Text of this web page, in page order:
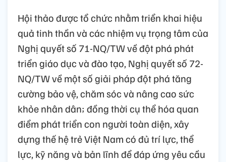
Hội thảo được tổ chức nhằm triển khai hiệu
quả tinh thần và các nhiệm vụ trọng tâm của
Nghị quyết số 71-NQ/TW về đột phá phát
triển giáo dục và đào tạo, Nghị quyết số 72-
NQ/TW về một số giải pháp đột phá tăng
cường bảo vệ, chăm sóc và nâng cao sức
khỏe nhân dân; đồng thời cụ thể hóa quan
điểm phát triển con người toàn diện, xây
dựng thế hệ trẻ Việt Nam có đủ trí lực, thể
lực, kỹ năng và bản lĩnh để đáp ứng yêu cầu